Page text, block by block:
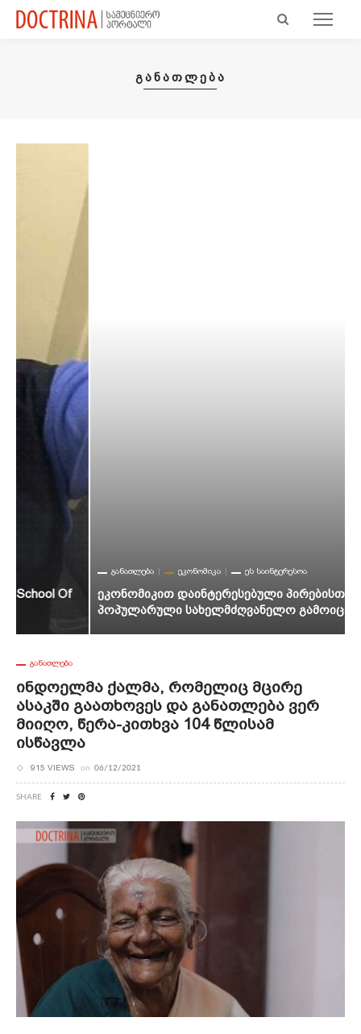
ᲒᲐᲜᲐᲗᲚᲔᲑᲐ
ᲔᲙᲝᲜᲝᲛᲘᲙᲐ ᲔᲡ ᲡᲐᲘᲜᲢᲔᲠᲔᲡᲝᲐ
Ეკონომიკით Დაინტერესებული Პირებისთვის Ახალი
Პოპულარული Სახელმძღვანელო Გამოიცა
ᲒᲐᲜᲐᲗᲚᲔᲑᲐ
Ინდოელმა Ქალმა, Რომელიც Მცირე
Ასაკში Გაათხოვეს Და Განათლება Ვერ
Მიიღო, Წერა-Კითხვა 104 Წლისამ
Ისწავლა
915 VIEWS on 06/12/2021
SHARE